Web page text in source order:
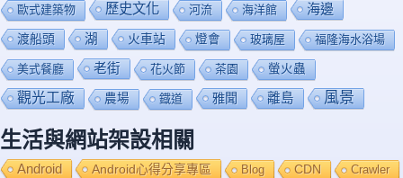
歐式建築物 歷史文化 河流 海洋館 海邊
渡船頭 湖 火車站 燈會 玻璃屋 福隆海水浴場
美式餐廳 老街 花火節 茶園 螢火蟲
觀光工廠 農場 鐡道 雅聞 離島 風景
生活與網站架設相關
Android Android心得分享專區 Blog CDN Crawler